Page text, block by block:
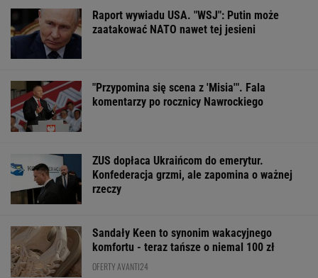
Raport wywiadu USA. "WSJ": Putin może
zaatakować NATO nawet tej jesieni
"Przypomina się scena z 'Misia'". Fala
komentarzy po rocznicy Nawrockiego
ZUS dopłaca Ukraińcom do emerytur.
Konfederacja grzmi, ale zapomina o ważnej
rzeczy
Sandały Keen to synonim wakacyjnego
komfortu - teraz tańsze o niemal 100 zł
OFERTY AVANTI24